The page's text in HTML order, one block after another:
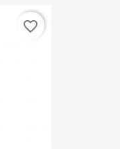
favorite_border